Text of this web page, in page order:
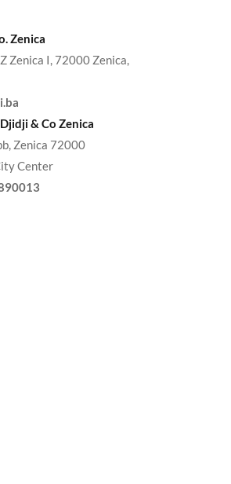
Zenica
Zenica I, 72000 Zenica,
& Co Zenica
Zenica 72000
Center